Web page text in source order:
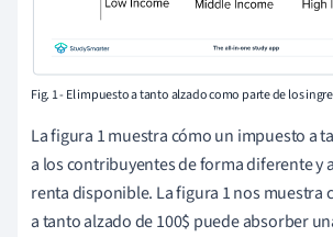
Fig. 1 - El impuesto a tanto alzado como parte de los
La figura 1 muestra cómo un impuesto a
a los contribuyentes de forma diferente y
renta disponible. La figura 1 nos muestra
a tanto alzado de 100$ puede absorber